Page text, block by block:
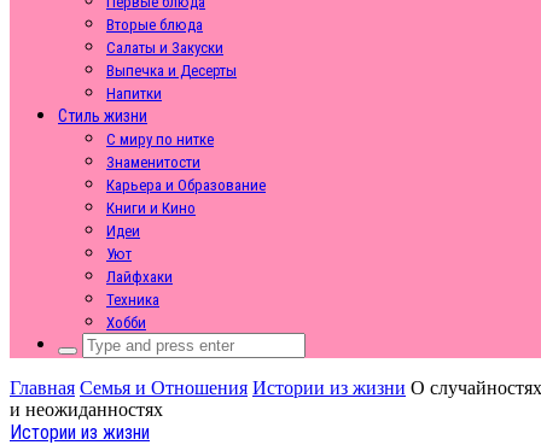
Вторые блюда
Салаты и Закуски
Выпечка и Десерты
Напитки
Стиль жизни
С миру по нитке
Знаменитости
Карьера и Образование
Книги и Кино
Идеи
Уют
Лайфхаки
Техника
Хобби
Search
for:
Главная Семья и Отношения Истории из жизни О случайностях
и неожиданностях
Истории из жизни